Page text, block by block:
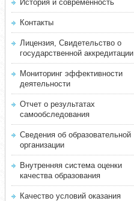
История и современность
Контакты
Лицензия, Свидетельство о
государственной аккредитации
Мониторинг эффективности
деятельности
Отчет о результатах
самообследования
Сведения об образовательной
организации
Внутренняя система оценки
качества образования
Качество условий оказания